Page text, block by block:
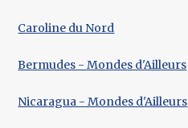
Caroline du Nord
Bermudes - Mondes d'Ailleurs
Nicaragua - Mondes d'Ailleurs